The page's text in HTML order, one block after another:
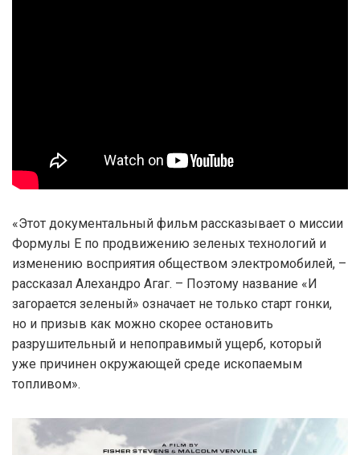
«Этот документальный фильм рассказывает о миссии
Формулы E по продвижению зеленых технологий и
изменению восприятия обществом электромобилей, –
рассказал Алехандро Агаг. – Поэтому название «И
загорается зеленый» означает не только старт гонки,
но и призыв как можно скорее остановить
разрушительный и непоправимый ущерб, который
уже причинен окружающей среде ископаемым
топливом».